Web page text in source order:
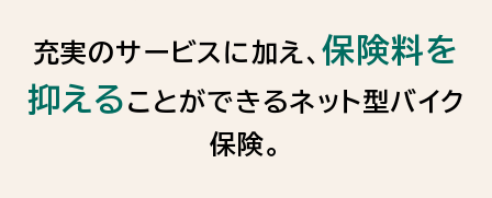
充実のサービスに加え、保険料を
抑える ことができるネット型バイク
保険。